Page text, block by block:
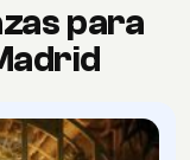
para